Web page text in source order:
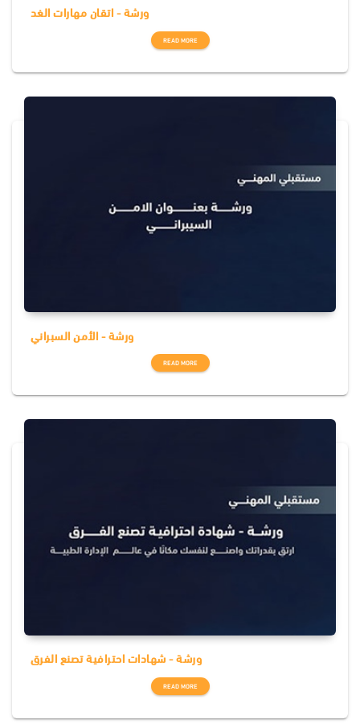
ورشة - اتقان مهارات الغد
READ MORE
ورشة - الأمن السبراني
READ MORE
ورشة - شهادات احترافية تصنع الفرق
READ MORE